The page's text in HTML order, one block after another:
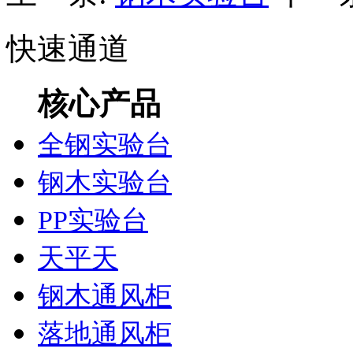
快速通道
核心产品
全钢实验台
钢木实验台
PP实验台
天平天
钢木通风柜
落地通风柜